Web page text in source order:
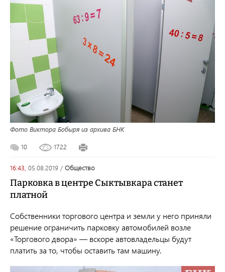
Фото Виктора Бобыря из архива БНК
10 1722
16:43, 05.08.2019 / общество
Парковка в центре Сыктывкара станет
платной
Собственники торгового центра и земли у него приняли
решение ограничить парковку автомобилей возле
«Торгового двора» — вскоре автовладельцы будут
платить за то, чтобы оставить там машину.